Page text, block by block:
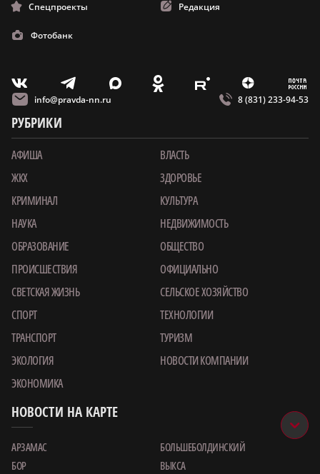
Спецпроекты Редакция
Фотобанк
V T X O E Z m
info@pravda-nn.ru 8 (831) 233-94-53
РУБРИКИ
АФИША
ВЛАСТЬ
ЖКХ
ЗДОРОВЬЕ
КРИМИНАЛ
КУЛЬТУРА
НАУКА
НЕДВИЖИМОСТЬ
ОБРАЗОВАНИЕ
ОБЩЕСТВО
ПРОИСШЕСТВИЯ
ОФИЦИАЛЬНО
СВЕТСКАЯ ЖИЗНЬ
СЕЛЬСКОЕ ХОЗЯЙСТВО
СПОРТ
ТЕХНОЛОГИИ
ТРАНСПОРТ
ТУРИЗМ
ЭКОЛОГИЯ
НОВОСТИ КОМПАНИИ
ЭКОНОМИКА
НОВОСТИ НА КАРТЕ
АРЗАМАС
БОЛЬШЕБОЛДИНСКИЙ
БОР
ВЫКСА